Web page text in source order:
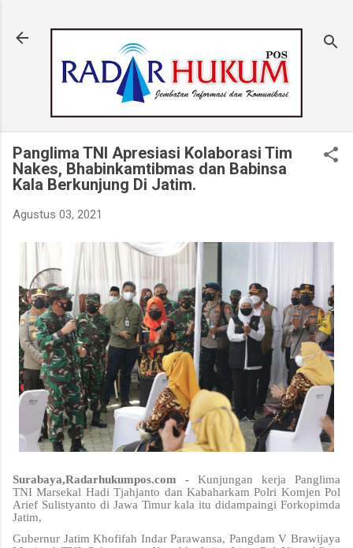
Panglima TNI Apresiasi Kolaborasi Tim
Nakes, Bhabinkamtibmas dan Babinsa
Kala Berkunjung Di Jatim.
Agustus 03, 2021
Surabaya,Radarhukumpos.com - Kunjungan kerja Panglima
TNI Marsekal Hadi Tjahjanto dan Kabaharkam Polri Komjen Pol
Arief Sulistyanto di Jawa Timur kala itu didampaingi Forkopimda
Jatim,
Gubernur Jatim Khofifah Indar Parawansa, Pangdam V Brawijaya